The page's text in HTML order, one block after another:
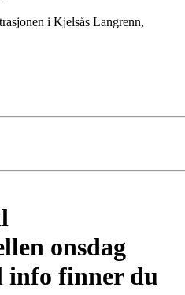
i Kjelsås Langrenn,
onsdag
info finner du